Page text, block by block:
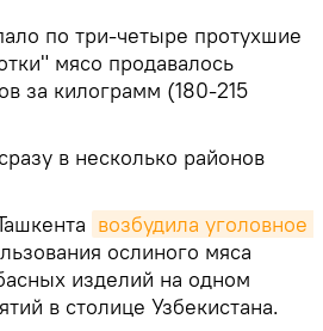
по три-четыре протухшие
мясо продавалось
за килограмм (180-215
в несколько районов
возбудила уголовное
ослиного мяса
изделий на одном
в столице Узбекистана.